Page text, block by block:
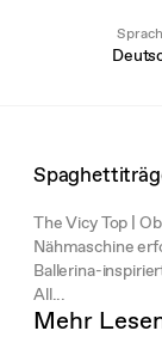
The Vicy Top |
Nähmaschine
Ballerina-
All...
Mehr